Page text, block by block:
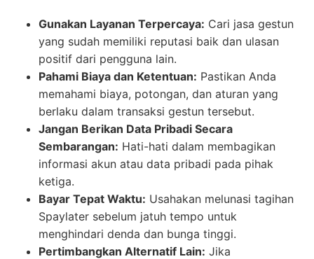
Gunakan Layanan Terpercaya: Cari jasa gestun
yang sudah memiliki reputasi baik dan ulasan
positif dari pengguna lain.
Pahami Biaya dan Ketentuan: Pastikan Anda
memahami biaya, potongan, dan aturan yang
berlaku dalam transaksi gestun tersebut.
Jangan Berikan Data Pribadi Secara
Sembarangan: Hati-hati dalam membagikan
informasi akun atau data pribadi pada pihak
ketiga.
Bayar Tepat Waktu: Usahakan melunasi tagihan
Spaylater sebelum jatuh tempo untuk
menghindari denda dan bunga tinggi.
Pertimbangkan Alternatif Lain: Jika